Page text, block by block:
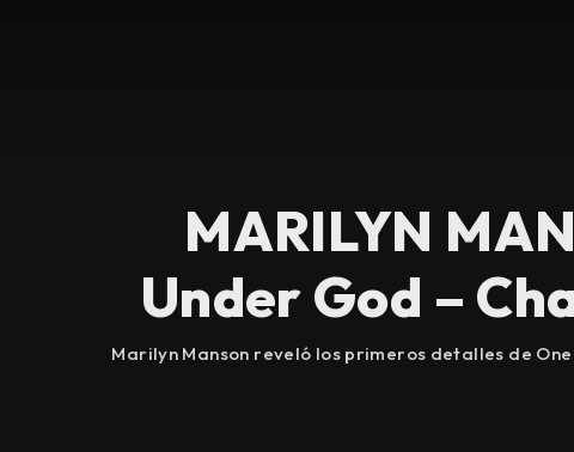
MARILYN
Under God –
Marilyn Manson reveló los primeros detalles de